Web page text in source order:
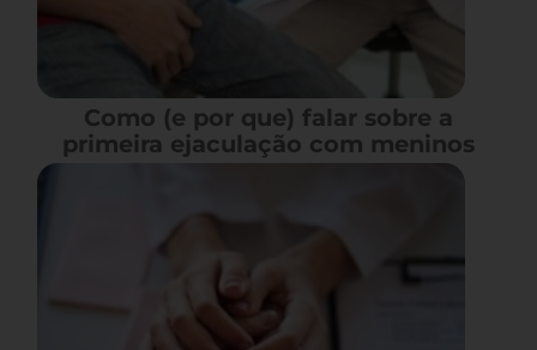
Como (e por que) falar sobre a
primeira ejaculação com meninos